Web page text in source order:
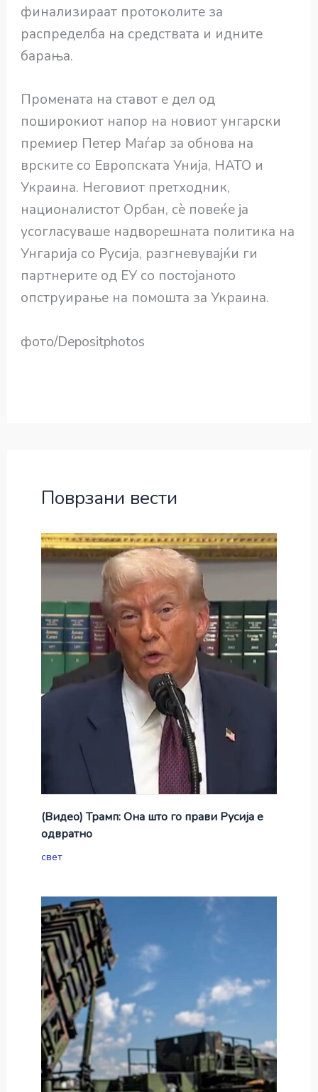
финализираат протоколите за
распределба на средствата и идните
барања.
Промената на ставот е дел од
поширокиот напор на новиот унгарски
премиер Петер Маѓар за обнова на
врските со Европската Унија, НАТО и
Украина. Неговиот претходник,
националистот Орбан, сè повеќе ја
усогласуваше надворешната политика на
Унгарија со Русија, разгневувајќи ги
партнерите од ЕУ со постојаното
опструирање на помошта за Украина.
фото/Depositphotos
Поврзани вести
(Видео) Трамп: Она што го прави Русија е
одвратно
свет